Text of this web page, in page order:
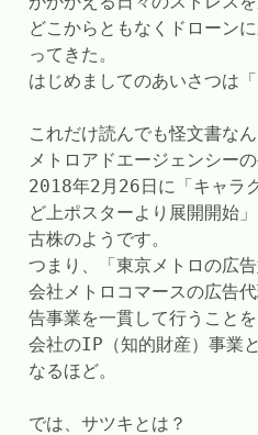
どこからともなくドローン
ってきた。
はじめましてのあいさつは
これだけ読んでも怪文書なん
メトロアドエージェンシー
2018年2月26日に「キャラ
ど上ポスターより展開開始
古株のようです。
つまり、「東京メトロの広
会社メトロコマースの広告
告事業を一貫して行うこと
会社のIP（知的財産）事業
なるほど。
では、サツキとは？